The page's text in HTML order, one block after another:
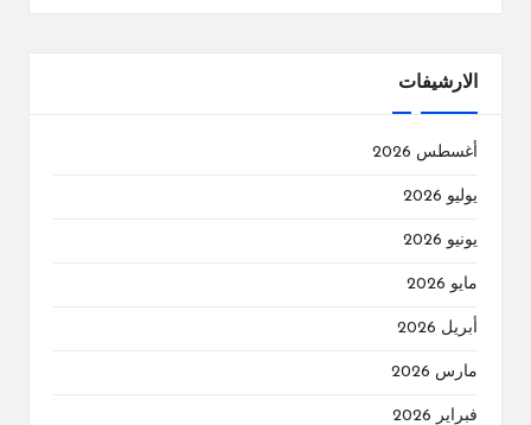
الارشيفات
أغسطس 2026
يوليو 2026
يونيو 2026
مايو 2026
أبريل 2026
مارس 2026
فبراير 2026